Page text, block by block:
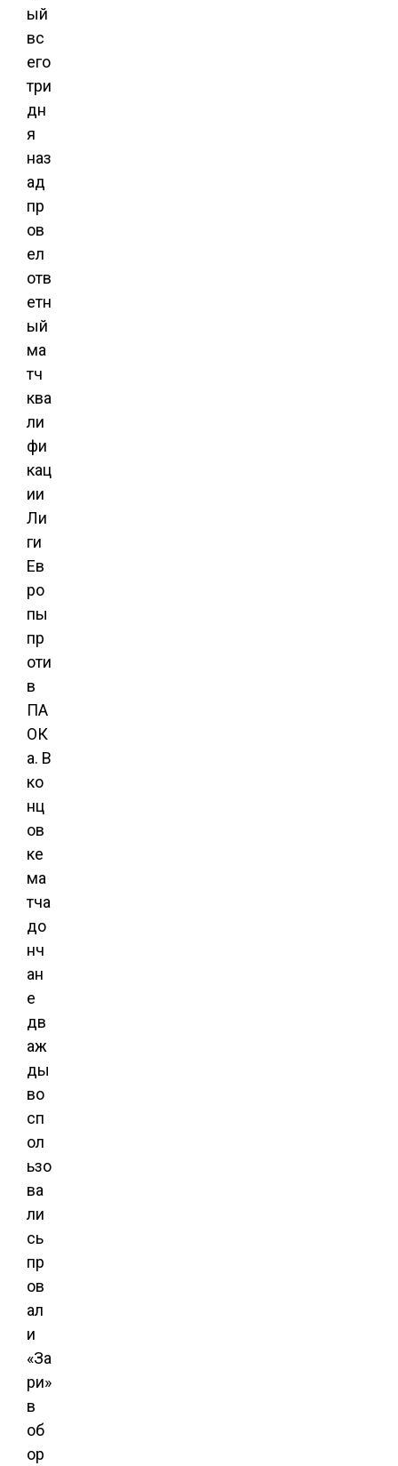
ый
вс
его
три
дн
я
наз
ад
пр
ов
ел
отв
етн
ый
ма
тч
ква
ли
фи
кац
ии
Ли
ги
Ев
ро
пы
пр
оти
в
ПА
ОК
а. В
ко
нц
ов
ке
ма
тча
до
нч
ан
е
дв
аж
ды
во
сп
ол
ьзо
ва
ли
сь
пр
ов
ал
и
«За
ри»
в
об
ор